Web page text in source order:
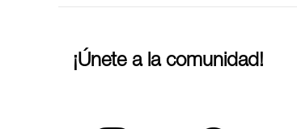
¡Únete a la comunidad!